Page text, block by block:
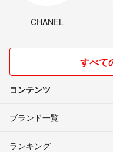
CHANEL
すべて
コンテンツ
ブランド一覧
ランキング